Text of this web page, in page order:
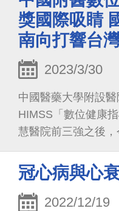
照護。
獎國際吸睛
南向打響台
2023/3/30
中國醫藥大學附設
HIMSS「數位健康
慧醫院前三強之後
「年度智慧醫院the
一獲獎醫院，再度
對政府力推醫衛新
冠心病與心
2022/12/19